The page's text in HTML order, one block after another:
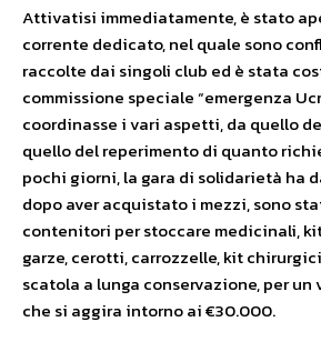
Attivatisi immediatamente, è stato
corrente dedicato, nel quale sono
raccolte dai singoli club ed è stata
commissione speciale “emergenza
coordinasse i vari aspetti, da quello
quello del reperimento di quanto
pochi giorni, la gara di solidarietà ha
dopo aver acquistato i mezzi, sono
contenitori per stoccare medicinali,
garze, cerotti, carrozzelle, kit
scatola a lunga conservazione, per un
che si aggira intorno ai €30.000.